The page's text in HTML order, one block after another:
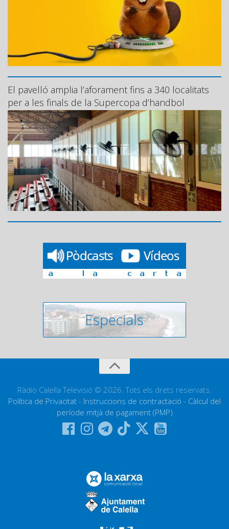
El pavelló amplia l’aforament fins a 340 localitats
per a les finals de la Supercopa d’handbol
Ràdio Calella Televisió © 2026. Tots els drets reservats.
Política de Privacitat - Instruccions de contractació - Càlcul del
període mitjà de pagament (PMP)